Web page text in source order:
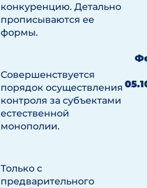
конкуренцию. Детально
прописываются ее
формы.
Совершенствуется
порядок осуществления
контроля за субъектами
естественной
монополии.
Только с
предварительного